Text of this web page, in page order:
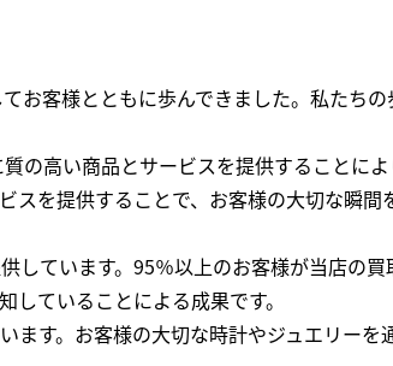
お客様とともに歩んできました。私たち
の高い商品とサービスを提供することに
を提供することで、お客様の大切な瞬間
ています。95％以上のお客様が当店の
ていることによる成果です。
す。お客様の大切な時計やジュエリーを